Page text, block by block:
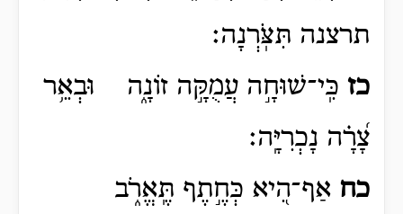
תרצנה תִּצֹּֽרְנָה׃
כז כִּֽי־שׁוּחָ֣ה עֲמֻקָּ֣ה זוֹנָ֑ה וּבְאֵ֥ר
צָ֝רָ֗ה נָכְרִיָּֽה׃
כח אַף־הִ֭יא כְּחֶ֣תֶף תֶּֽאֱרֹ֑ב